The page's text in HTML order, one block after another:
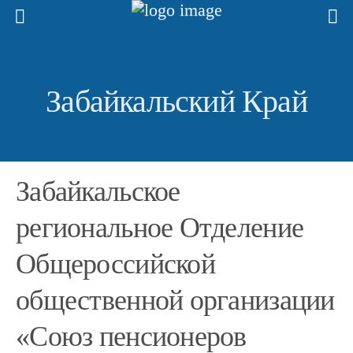
Забайкальский Край
Забайкальское
региональное Отделение
Общероссийской
общественной организации
«Союз пенсионеров